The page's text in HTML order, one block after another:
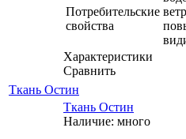
Потребительские
свойства
Характеристики
Сравнить
Ткань Остин
Ткань Остин
Наличие: много